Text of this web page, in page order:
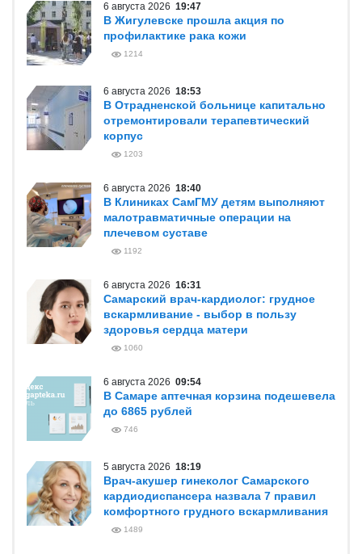
6 августа 2026 19:47
В Жигулевске прошла акция по
профилактике рака кожи
1214
6 августа 2026 18:53
В Отрадненской больнице капитально
отремонтировали терапевтический
корпус
1203
6 августа 2026 18:40
В Клиниках СамГМУ детям выполняют
малотравматичные операции на
плечевом суставе
1192
6 августа 2026 16:31
Самарский врач-кардиолог: грудное
вскармливание - выбор в пользу
здоровья сердца матери
1060
6 августа 2026 09:54
В Самаре аптечная корзина подешевела
до 6865 рублей
746
5 августа 2026 18:19
Врач-акушер гинеколог Самарского
кардиодиспансера назвала 7 правил
комфортного грудного вскармливания
1489